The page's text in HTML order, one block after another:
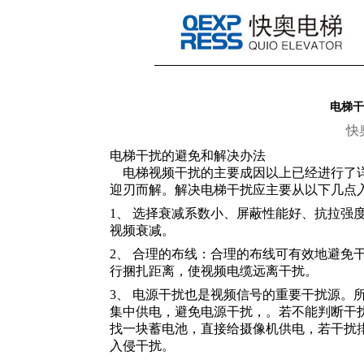
电梯
快
电梯干扰的避免和解决办法
电梯视频干扰的主要成因以上已经进行了
迎刃而解。解决电梯干扰应主要从以下几点
1、 选择衰减系数小、屏蔽性能好、抗拉强
视频衰减。
2、 合理的布线：合理的布线可有效地避免
行捆扎距离，使视频电缆远离干扰。
3、 电源干扰也是视频信号的重要干扰源。
集中供电，避免电源干扰，。若不能判断
找一块蓄电池，直接给摄像机供电，若干
入侵干扰。